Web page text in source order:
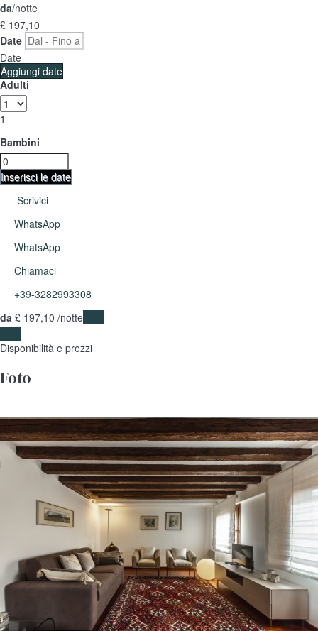
da/notte
£ 197,10
Date
Date
Aggiungi date
Adulti
1
Bambini
Inserisci le date
Scrivici
WhatsApp
WhatsApp
Chiamaci
+39-3282993308
da £ 197,10 /notte
Disponibilità e prezzi
Foto